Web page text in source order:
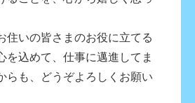
住いの皆さまのお役に立てる
を込めて、仕事に邁進してま
らも、どうぞよろしくお願い